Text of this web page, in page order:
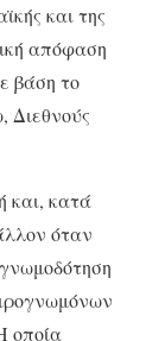
και της
απόφαση
βάση το
Διεθνούς
και, κατά
όταν
οποία